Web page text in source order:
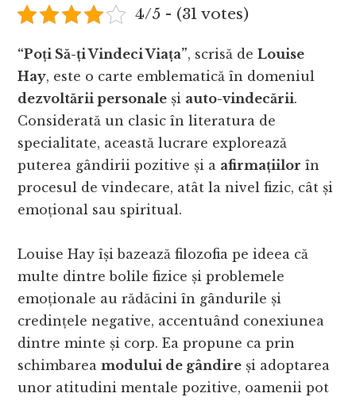
4/5 - (31 votes)
“Poți Să-ți Vindeci Viața”, scrisă deLouise
Hay, este o carte emblematică în domeniul
dezvoltării personale și auto-vindecării.
Considerată un clasic în literatura de
specialitate, această lucrare explorează
puterea gândirii pozitive și a afirmațiilor în
procesul de vindecare, atât la nivel fizic, cât și
emoțional sau spiritual.
Louise Hay își bazează filozofia pe ideea că
multe dintre bolile fizice și problemele
emoționale au rădăcini în gândurile și
credințele negative, accentuând conexiunea
dintre minte și corp. Ea propune ca prin
schimbareamodului de gândire și adoptarea
unor atitudini mentale pozitive, oamenii pot